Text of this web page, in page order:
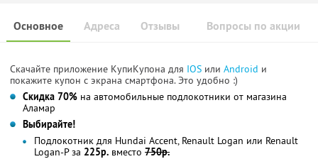
Основное Отзывы Вопросы по акции
Адреса
Скачайте приложение КупиКупона для IOS или Android и
покажите купон с экрана смартфона. Это удобно :)
Скидка 70% на автомобильные подлокотники от магазина
Аламар
Выбирайте!
Подлокотник для Hundai Accent, Renault Logan или Renault
Logan-P за 225р. вместо 750р.